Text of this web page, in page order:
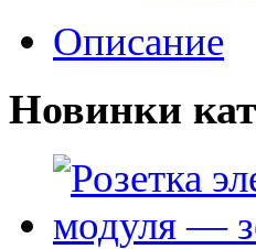
Описание
Новинки